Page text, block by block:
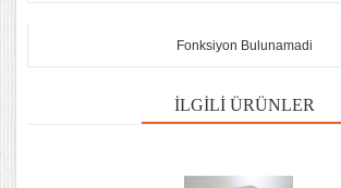
Fonksiyon Bulunamadi
İLGILI ÜRÜNLER